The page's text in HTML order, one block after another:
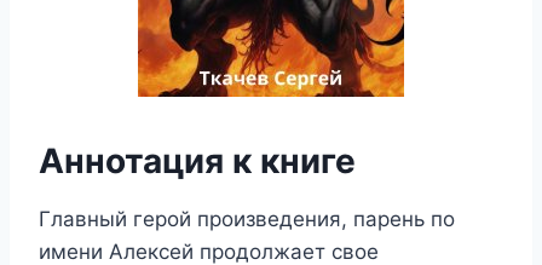
Аннотация к книге
Главный герой произведения, парень по
имени Алексей продолжает свое